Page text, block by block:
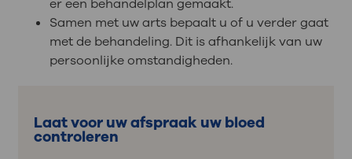
er een behandelplan gemaakt.
Samen met uw arts bepaalt u of u verder gaat
met de behandeling. Dit is afhankelijk van uw
persoonlijke omstandigheden.
Laat voor uw afspraak uw bloed
controleren